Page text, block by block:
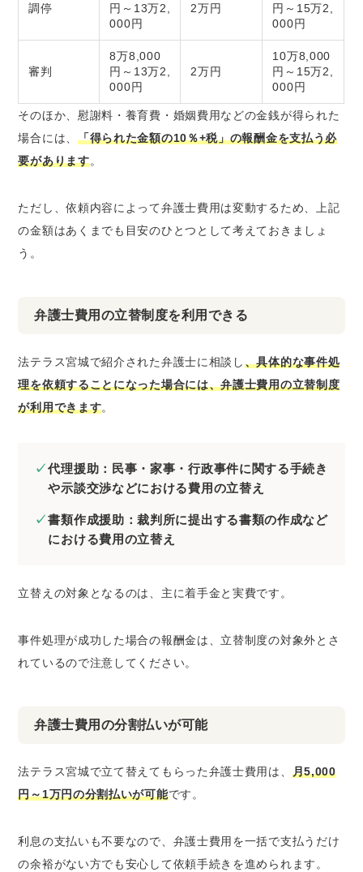
調停
円～13万2,
000円
2万円
円～15万2,
000円
審判
8万8,000
円～13万2,
000円
2万円
10万8,000
円～15万2,
000円
そのほか、慰謝料・養育費・婚姻費用などの金銭が得られた
場合には、 「得られた金額の10％+税」の報酬金を支払う必
要があります。
ただし、依頼内容によって弁護士費用は変動するため、上記
の金額はあくまでも目安のひとつとして考えておきましょ
う。
弁護士費用の立替制度を利用できる
法テラス宮城で紹介された弁護士に相談し、具体的な事件処
理を依頼することになった場合には、弁護士費用の立替制度
が利用できます。
代理援助：民事・家事・行政事件に関する手続き
や示談交渉などにおける費用の立替え
書類作成援助：裁判所に提出する書類の作成など
における費用の立替え
立替えの対象となるのは、主に着手金と実費です。
事件処理が成功した場合の報酬金は、立替制度の対象外とさ
れているので注意してください。
弁護士費用の分割払いが可能
法テラス宮城で立て替えてもらった弁護士費用は、 月5,000
円～1万円の分割払いが可能です。
利息の支払いも不要なので、弁護士費用を一括で支払うだけ
の余裕がない方でも安心して依頼手続きを進められます。